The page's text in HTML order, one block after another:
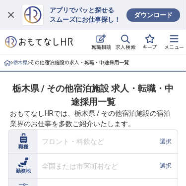
アプリでパッと探せる
スムーズにお仕事探し！
ダウンロード
転職相談 求人検索 キープ メニュー
ログイン
求人・施設を探す
就職・転職 合同説明会
おもてなしHRについて
ご利用の流れ
よくある質問
栃木県 その他宿泊施設の求人・転職・中途採用一覧
栃木県 / その他宿泊施設 求人・転職・中
途採用一覧
おもてなしHRでは、栃木県 / その他宿泊施設の宿泊
業界のお仕事を多数ご紹介いたします。
職種
フロント・料飲など 選択
勤務地
全国または市区町村など 選択